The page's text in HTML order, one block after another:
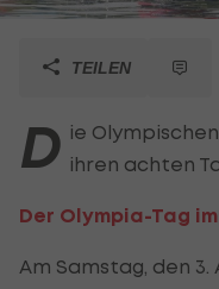
TEILEN
D ie
ihren achten
Der Olympia-Tag im
Am Samstag, den